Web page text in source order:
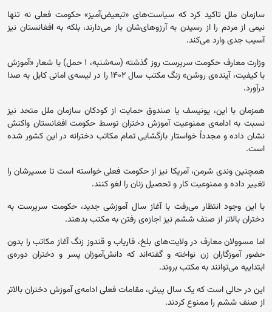
سازمان ملل تاکید کرد که سیاست‌های «تبعیض‌آمیز» حکومت فعلی نه تنها
نیمی از مردم را از رسیدن به آرزوهای‌شان باز می‌دارند، بلکه به افغانستان نیز
آسیب جدی وارد می‌کند.
وزارت معارف حکومت سرپرست روز گذشته (سه‌شنبه، ۱ حمل) با شعار «آموزش
با کیفیت، آینده‌ی روشن» زنگ مکتب سال ۱۴۰۲ را در لیسه‌ی امانی کابل به صدا
درآورد.
همزمان با این، یونیسف یا صندوق حمایت از کودکان سازمان ملل متحد نیز
نسبت به ادامه‌ی ممنوعیت آموزش دختران توسط حکومت افغانستان واکنش
نشان داده و مجدداً خواستار بازگشایی تمام مکاتب دخترانه در این کشور شده
است.
همچنین وندی شرمن، آمریکا نیز از حکومت فعلی خواسته است تا مسیرشان را
تغییر داده و ممنوعیت کار و تحصیل زنان را لغو کنند.
با این وجود انتظار می‌رفت با آغاز سال آموزشی جدید، حکومت سرپرست به
دختران بالاتر از صنف ششم نیز اجازه‌ی رفتن به مکتب بدهند.
اما مسوولان معارف در ولایت‌های بلخ، فاریاب و قندوز زنگ آغاز مکاتب را بدون
حضور آموزگاران زن نواخته و گفته‌اند که دانش‌آموزان پسر و دختران دوره‌ی
ابتداییه می‌توانند به مکتب بروند.
این در حالی است که یک سال پیش، مقامات فعلی ادامه‌ی آموزش دختران بالاتر
از صنف ششم را ممنوع کردند.